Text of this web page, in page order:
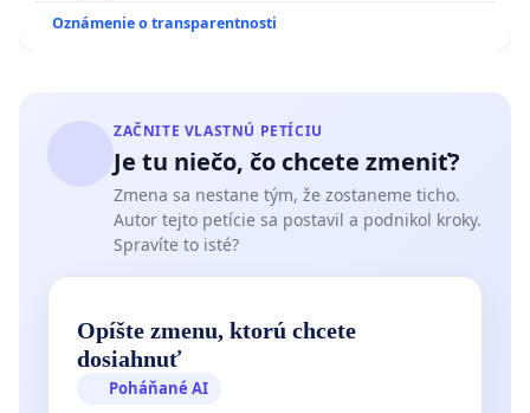
Oznámenie o transparentnosti
ZAČNITE VLASTNÚ PETÍCIU
Je tu niečo, čo chcete zmeniť?
Zmena sa nestane tým, že zostaneme ticho.
Autor tejto petície sa postavil a podnikol kroky.
Spravíte to isté?
Opíšte zmenu, ktorú chcete
dosiahnuť
Poháňané AI